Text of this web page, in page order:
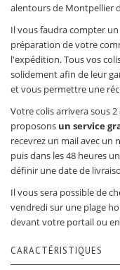
alentours de Montpellier
Il vous faudra compter
préparation de votre
l'expédition. Tous vos
solidement afin de leur
et vous permettre une
Votre colis arrivera sous
proposons un service
recevrez un mail avec
puis dans les 48 heures
définir une date de
Il vous sera possible de
vendredi sur une plage
devant votre portail ou
CARACTÉRISTIQUES